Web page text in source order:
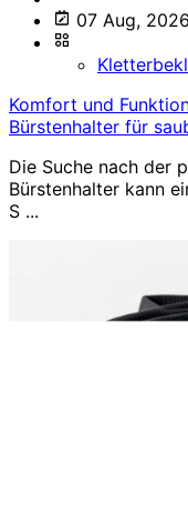
07 Aug, 2026
Komfort und
Bürstenhalter für
Die Suche nach der
Bürstenhalter kann
S ...